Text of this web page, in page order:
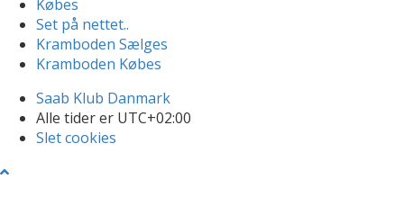
Købes
Set på nettet..
Kramboden Sælges
Kramboden Købes
Saab Klub Danmark
Alle tider er UTC+02:00
Slet cookies